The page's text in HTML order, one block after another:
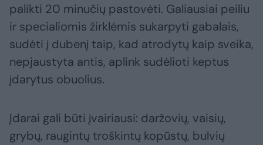
palikti 20 minučių pastovėti. Galiausiai peiliu
ir specialiomis žirklėmis sukarpyti gabalais,
sudėti į dubenį taip, kad atrodytų kaip sveika,
nepjaustyta antis, aplink sudėlioti keptus
įdarytus obuolius.
Įdarai gali būti įvairiausi: daržovių, vaisių,
grybų, raugintų troškintų kopūstų, bulvių